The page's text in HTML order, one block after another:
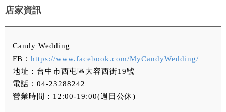
店家資訊
Candy Wedding
FB： https://www.facebook.com/MyCandyWedding/
地址：台中市西屯區大容西街19號
電話：04-23288242
營業時間：12:00-19:00(週日公休)